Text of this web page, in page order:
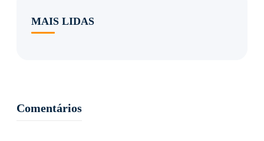
MAIS LIDAS
Comentários